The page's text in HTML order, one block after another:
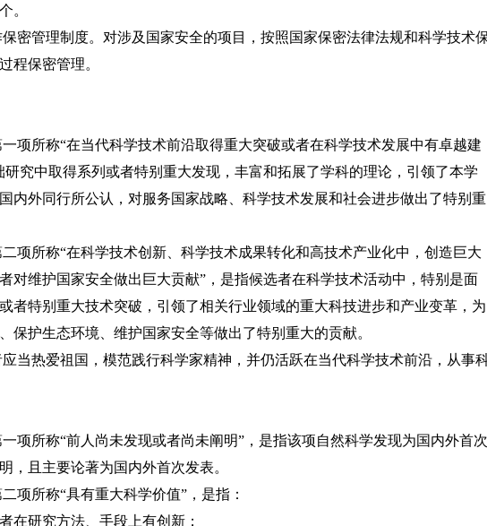
。
密管理制度。对涉及国家安全的项目，按照国家保密法律法规和科学技术
程保密管理。
一项所称“在当代科学技术前沿取得重大突破或者在科学技术发展中有卓越建
究中取得系列或者特别重大发现，丰富和拓展了学科的理论，引领了本学
内外同行所公认，对服务国家战略、科学技术发展和社会进步做出了特别重
二项所称“在科学技术创新、科学技术成果转化和高技术产业化中，创造巨大
对维护国家安全做出巨大贡献”，是指候选者在科学技术活动中，特别是面
者特别重大技术突破，引领了相关行业领域的重大科技进步和产业变革，为
保护生态环境、维护国家安全等做出了特别重大的贡献。
当热爱祖国，模范践行科学家精神，并仍活跃在当代科学技术前沿，从事
一项所称“前人尚未发现或者尚未阐明”，是指该项自然科学发现为国内外首次
，且主要论著为国内外首次发表。
项所称“具有重大科学价值”，是指：
在研究方法、手段上有创新；